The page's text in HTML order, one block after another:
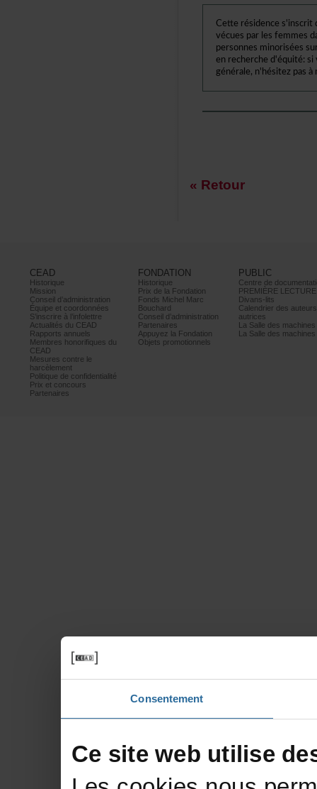
Consentement
«Retour
CEAD
Historique
Mission
Conseild’administration
Équipeetcoordonnées
S’inscrireàl’infolettre
ActualitésduCEAD
Rapportsannuels
Membreshonorifiquesdu
CEAD
Mesurescontrele
harcèlement
Politiquedeconfidentialité
Prixetconcours
Partenaires
FONDATION
Historique
PrixdelaFondation
FondsMichelMarc
Bouchard
Conseild’administration
Partenaires
AppuyezlaFondation
Objetspromotionnels
PUBLIC
PREMIÈRELECTURE
Divans-lits
autrices